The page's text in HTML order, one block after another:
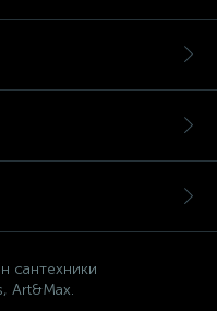
сантехники
Art&Max.